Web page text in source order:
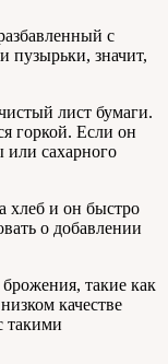
с
пузырьки, значит,
лист бумаги.
горкой. Если он
или сахарного
хлеб и он быстро
о добавлении
такие как
качестве
такими